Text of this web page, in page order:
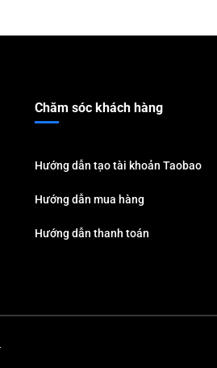
Chăm sóc khách hàng
Hướng dẫn tạo tài khoản Taobao
Hướng dẫn mua hàng
Hướng dẫn thanh toán